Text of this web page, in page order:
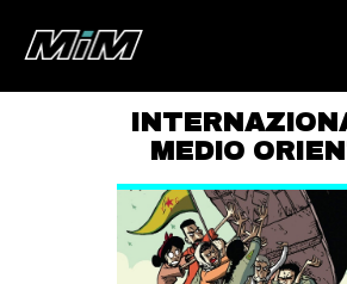
HOME
ABOUT
AREA
MEDIO